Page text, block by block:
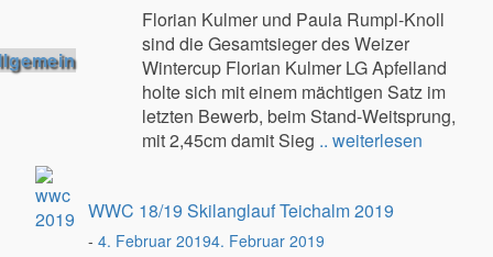
Florian Kulmer und Paula Rumpl-Knoll
sind die Gesamtsieger des Weizer
Wintercup Florian Kulmer LG Apfelland
holte sich mit einem mächtigen Satz im
letzten Bewerb, beim Stand-Weitsprung,
mit 2,45cm damit Sieg .. weiterlesen
WWC 18/19 Skilanglauf Teichalm 2019
- 4. Februar 20194. Februar 2019